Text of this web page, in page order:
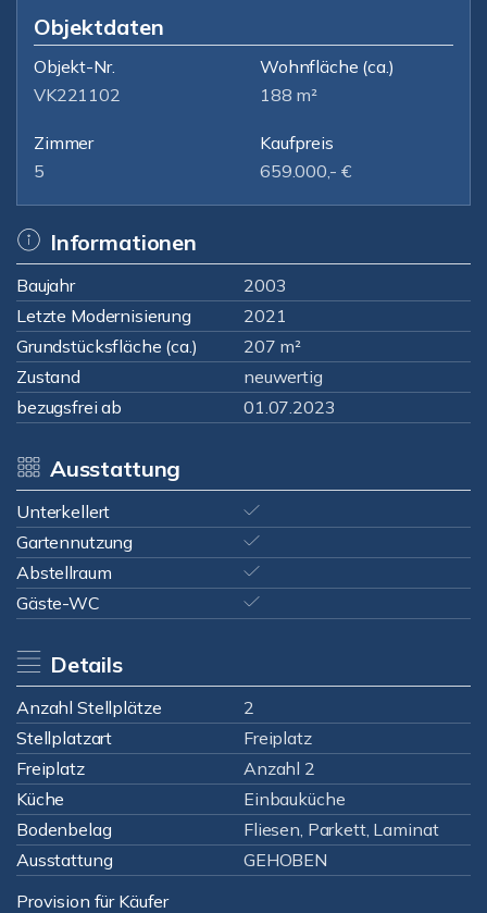
Objektdaten
Objekt-Nr.
VK221102
Wohnfläche (ca.)
188 m²
Zimmer
5
Kaufpreis
659.000,- €
Informationen
Baujahr
2003
Letzte Modernisierung
2021
Grundstücksfläche (ca.)
207 m²
Zustand
neuwertig
bezugsfrei ab
01.07.2023
Ausstattung
Unterkellert
Gartennutzung
Abstellraum
Gäste-WC
Details
Anzahl Stellplätze
2
Stellplatzart
Freiplatz
Freiplatz
Anzahl 2
Küche
Einbauküche
Bodenbelag
Fliesen, Parkett, Laminat
Ausstattung
GEHOBEN
Provision für Käufer